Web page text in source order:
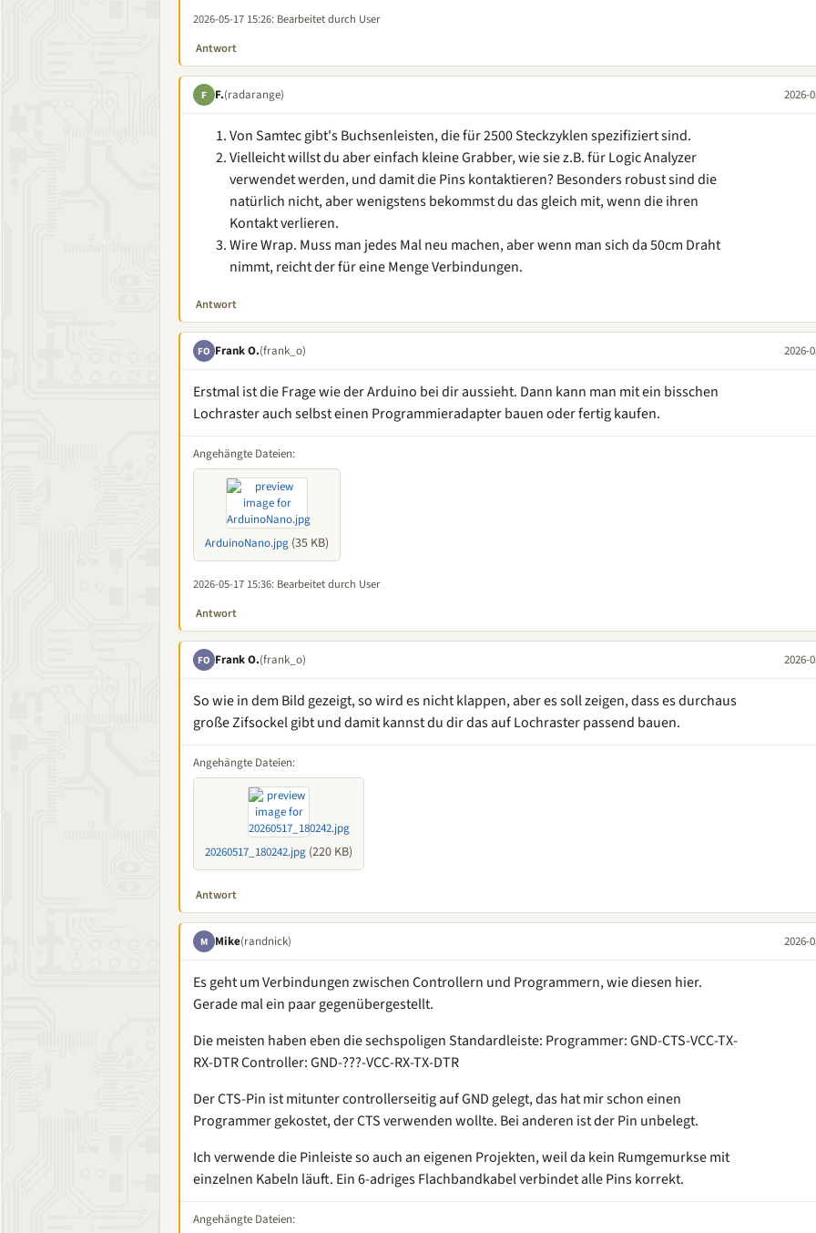
2026-05-17 15:26: Bearbeitet durch User
Antwort
F F.(radarange) 2026-
Von Samtec gibt's Buchsenleisten, die für 2500 Steckzyklen spezifiziert sind.
Vielleicht willst du aber einfach kleine Grabber, wie sie z.B. für Logic Analyzer
verwendet werden, und damit die Pins kontaktieren? Besonders robust sind die
natürlich nicht, aber wenigstens bekommst du das gleich mit, wenn die ihren
Kontakt verlieren.
Wire Wrap. Muss man jedes Mal neu machen, aber wenn man sich da 50cm Draht
nimmt, reicht der für eine Menge Verbindungen.
Antwort
FO Frank O.(frank_o) 2026-
Erstmal ist die Frage wie der Arduino bei dir aussieht. Dann kann man mit ein bisschen
Lochraster auch selbst einen Programmieradapter bauen oder fertig kaufen.
Angehängte Dateien:
ArduinoNano.jpg (35 KB)
2026-05-17 15:36: Bearbeitet durch User
Antwort
FO Frank O.(frank_o) 2026-
So wie in dem Bild gezeigt, so wird es nicht klappen, aber es soll zeigen, dass es durchaus
große Zifsockel gibt und damit kannst du dir das auf Lochraster passend bauen.
Angehängte Dateien:
20260517_180242.jpg (220 KB)
Antwort
M Mike(randnick) 2026-
Es geht um Verbindungen zwischen Controllern und Programmern, wie diesen hier.
Gerade mal ein paar gegenübergestellt.
Die meisten haben eben die sechspoligen Standardleiste: Programmer: GND-CTS-VCC-TX-
RX-DTR Controller: GND-???-VCC-RX-TX-DTR
Der CTS-Pin ist mitunter controllerseitig auf GND gelegt, das hat mir schon einen
Programmer gekostet, der CTS verwenden wollte. Bei anderen ist der Pin unbelegt.
Ich verwende die Pinleiste so auch an eigenen Projekten, weil da kein Rumgemurkse mit
einzelnen Kabeln läuft. Ein 6-adriges Flachbandkabel verbindet alle Pins korrekt.
Angehängte Dateien: